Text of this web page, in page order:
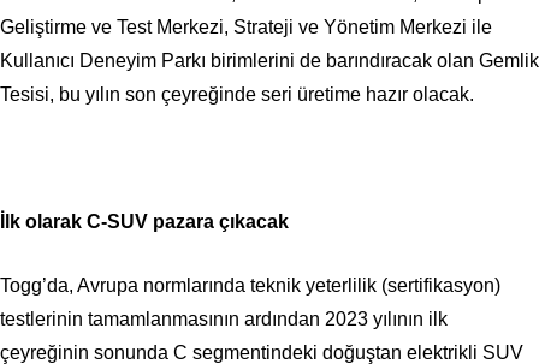
Geliştirme ve Test Merkezi, Strateji ve Yönetim Merkezi ile
Kullanıcı Deneyim Parkı birimlerini de barındıracak olan Gemlik
Tesisi, bu yılın son çeyreğinde seri üretime hazır olacak.
İlk olarak C-SUV pazara çıkacak
Togg’da, Avrupa normlarında teknik yeterlilik (sertifikasyon)
testlerinin tamamlanmasının ardından 2023 yılının ilk
çeyreğinin sonunda C segmentindeki doğuştan elektrikli SUV